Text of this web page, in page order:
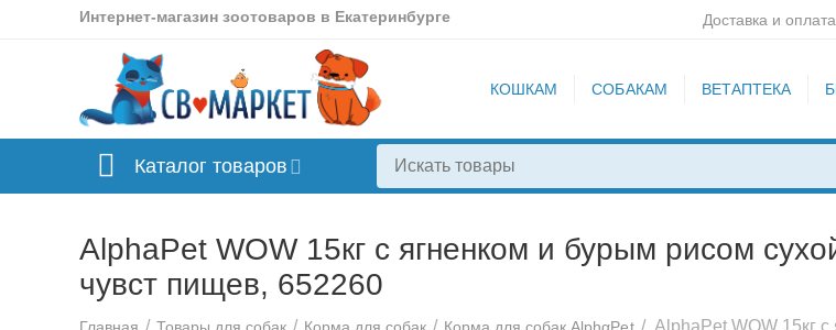
Интернет-магазин зоотоваров в Екатеринбурге Доставка и оплата
КОШКАМ СОБАКАМ ВЕТАПТЕКА
Каталог товаров
AlphaPet WOW 15кг с ягненком и бурым рисом
чувст пищев, 652260
/ / / /